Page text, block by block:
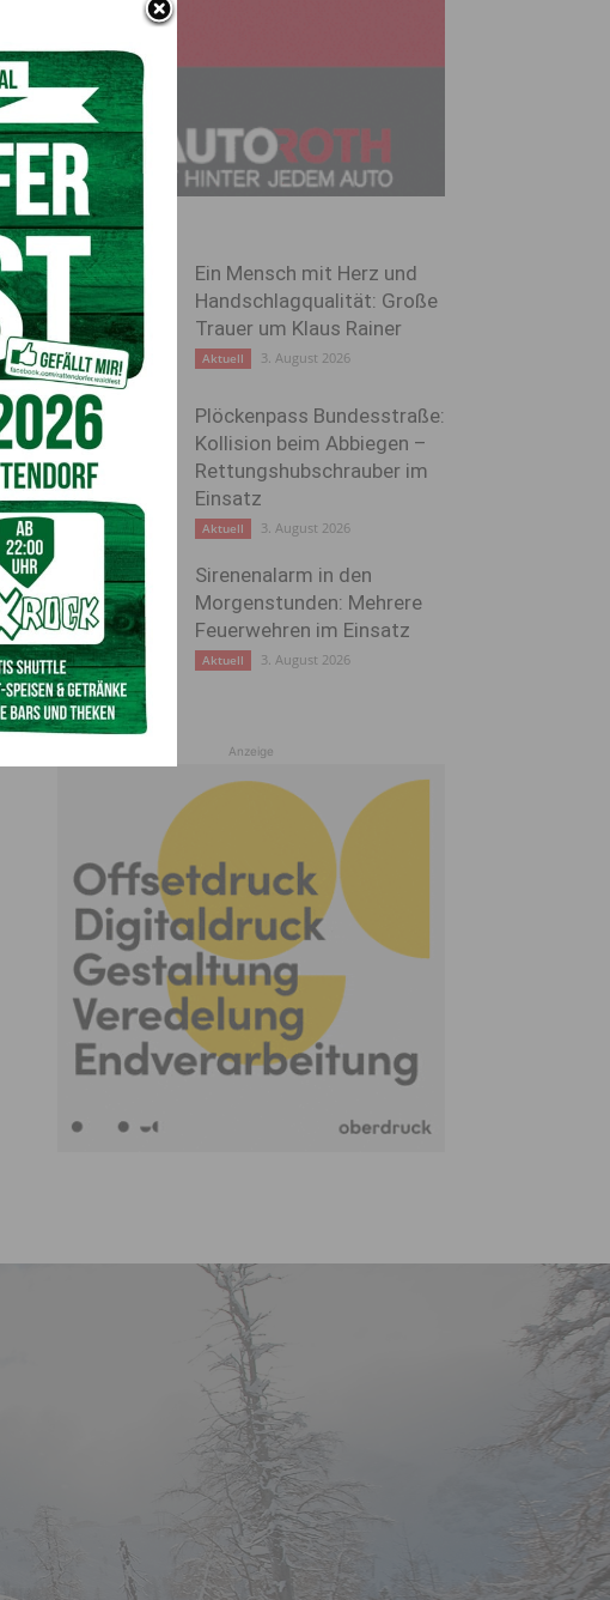
Ein Mensch mit Herz und
Handschlagqualität: Große
Trauer um Klaus Rainer
Aktuell 3. August 2026
Plöckenpass Bundesstraße:
Kollision beim Abbiegen –
Rettungshubschrauber im
Einsatz
Aktuell 3. August 2026
Sirenenalarm in den
Morgenstunden: Mehrere
Feuerwehren im Einsatz
Aktuell 3. August 2026
Anzeige